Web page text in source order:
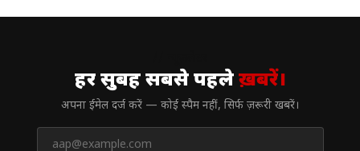
हर सुबह सबसे पहलेख़बरें।
अपना ईमेल दर्ज करें — कोई स्पैम नहीं, सिर्फ ज़रूरी खबरें।